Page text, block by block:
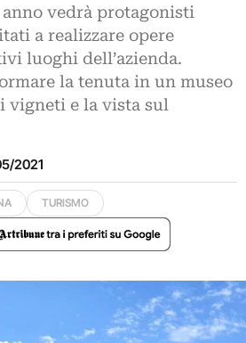
vedrà protagonisti
a realizzare opere
luoghi dell’azienda.
la tenuta in un museo
vigneti e la vista sul
2021
TURISMO